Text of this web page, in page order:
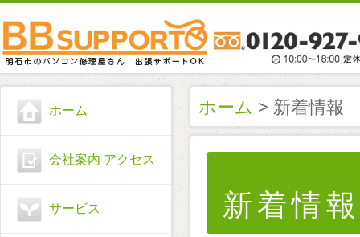
ホーム
会社案内 アクセス
サービス
ホーム > 新着情報
新着情報